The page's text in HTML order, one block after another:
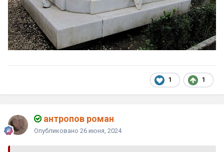
1 1
антропов роман
Опубликовано 26 июня, 2024